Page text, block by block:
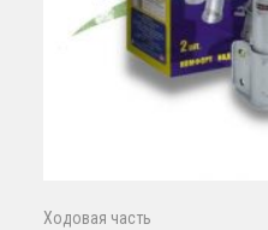
Ходовая часть